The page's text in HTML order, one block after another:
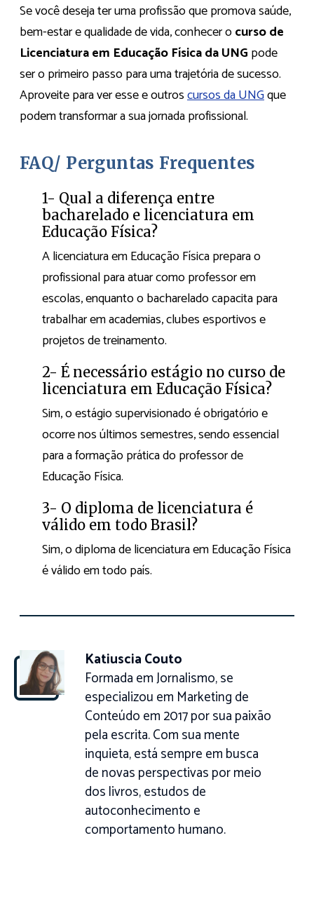
Se você deseja ter uma profissão que promova saúde,
bem-estar e qualidade de vida, conhecer ocurso de
Licenciatura em Educação Física da UNG pode
ser o primeiro passo para uma trajetória de sucesso.
Aproveite para ver esse e outroscursos da UNGque
podem transformar a sua jornada profissional.
FAQ/ Perguntas Frequentes
1- Qual a diferença entre
bacharelado e licenciatura em
Educação Física?
A licenciatura em Educação Física prepara o
profissional para atuar como professor em
escolas, enquanto o bacharelado capacita para
trabalhar em academias, clubes esportivos e
projetos de treinamento.
2- É necessário estágio no curso de
licenciatura em Educação Física?
Sim, o estágio supervisionado é obrigatório e
ocorre nos últimos semestres, sendo essencial
para a formação prática do professor de
Educação Física.
3- O diploma de licenciatura é
válido em todo Brasil?
Sim, o diploma de licenciatura em Educação Física
é válido em todo país.
Katiuscia Couto
Formada em Jornalismo, se
especializou em Marketing de
Conteúdo em 2017 por sua paixão
pela escrita. Com sua mente
inquieta, está sempre em busca
de novas perspectivas por meio
dos livros, estudos de
autoconhecimento e
comportamento humano.